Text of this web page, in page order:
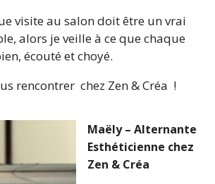
visite au salon doit être un vrai
alors je veille à ce que chaque
écouté et choyé.
rencontrer chez Zen & Créa !
Maëly – Alternante
Esthéticienne chez
Zen & Créa